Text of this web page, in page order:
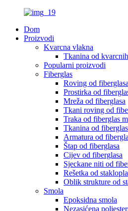
Dom
Proizvodi
Kvarcna vlakna
Tkanina od
Popularni proizvodi
Fiberglas
Roving od fiberglasa
Prostirka od
Mreža od fiberglasa
Tkani roving od
Traka od fiberglas
Tkanina od
Armatura od
Štap od fiberglasa
Cijev od fiberglasa
Sjeckane niti od
Rešetka od
Oblik strukture od
Smola
Epoksidna smola
Nezasićena